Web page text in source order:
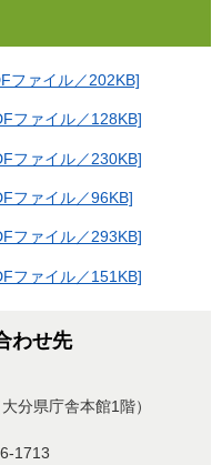
ァイル／202KB]
ファイル／128KB]
ファイル／230KB]
ファイル／96KB]
ファイル／293KB]
ファイル／151KB]
わせ先
分県庁舎本館1階）
1713